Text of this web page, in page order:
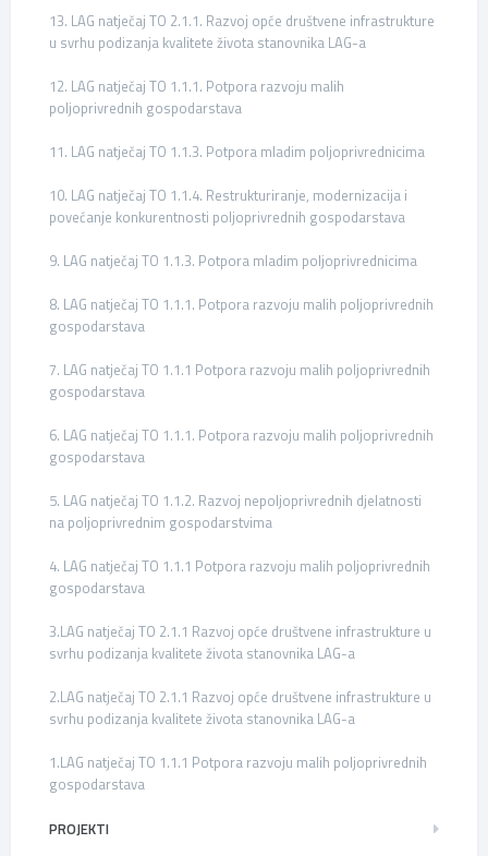
13. LAG natječaj TO 2.1.1. Razvoj opće društvene infrastrukture
u svrhu podizanja kvalitete života stanovnika LAG-a
12. LAG natječaj TO 1.1.1. Potpora razvoju malih
poljoprivrednih gospodarstava
11. LAG natječaj TO 1.1.3. Potpora mladim poljoprivrednicima
10. LAG natječaj TO 1.1.4. Restrukturiranje, modernizacija i
povećanje konkurentnosti poljoprivrednih gospodarstava
9. LAG natječaj TO 1.1.3. Potpora mladim poljoprivrednicima
8. LAG natječaj TO 1.1.1. Potpora razvoju malih poljoprivrednih
gospodarstava
7. LAG natječaj TO 1.1.1 Potpora razvoju malih poljoprivrednih
gospodarstava
6. LAG natječaj TO 1.1.1. Potpora razvoju malih poljoprivrednih
gospodarstava
5. LAG natječaj TO 1.1.2. Razvoj nepoljoprivrednih djelatnosti
na poljoprivrednim gospodarstvima
4. LAG natječaj TO 1.1.1 Potpora razvoju malih poljoprivrednih
gospodarstava
3.LAG natječaj TO 2.1.1 Razvoj opće društvene infrastrukture u
svrhu podizanja kvalitete života stanovnika LAG-a
2.LAG natječaj TO 2.1.1 Razvoj opće društvene infrastrukture u
svrhu podizanja kvalitete života stanovnika LAG-a
1.LAG natječaj TO 1.1.1 Potpora razvoju malih poljoprivrednih
gospodarstava
PROJEKTI